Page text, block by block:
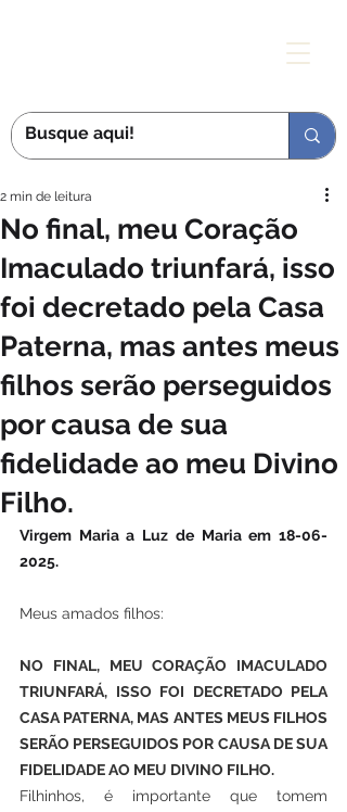
No final, meu Coração
Imaculado triunfará, isso
foi decretado pela Casa
Paterna, mas antes meus
filhos serão perseguidos
por causa de sua
fidelidade ao meu Divino
Filho.
2 min de leitura
Virgem Maria a Luz de Maria em 18-06-
2025.
Meus amados filhos:
NO FINAL, MEU CORAÇÃO IMACULADO
TRIUNFARÁ, ISSO FOI DECRETADO PELA
CASA PATERNA, MAS ANTES MEUS FILHOS
SERÃO PERSEGUIDOS POR CAUSA DE SUA
FIDELIDADE AO MEU DIVINO FILHO.
Filhinhos, é importante que tomem